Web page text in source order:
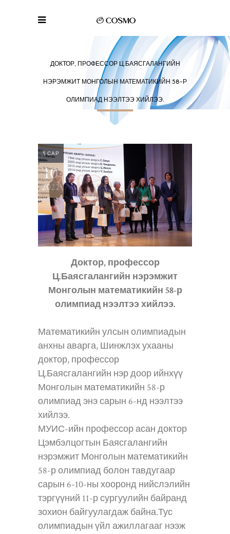
ДОКТОР, ПРОФЕССОР Ц.БАЯСГАЛАНГИЙН
НЭРЭМЖИТ МОНГОЛЫН МАТЕМАТИКИЙН 58-Р
ОЛИМПИАД НЭЭЛТЭЭ ХИЙЛЭЭ.
5 САР
10
2022
Доктор, профессор
Ц.Баясгалангийн нэрэмжит
Монголын математикийн 58-р
олимпиад нээлтээ хийлээ.
Математикийн улсын олимпиадын
анхны аварга, Шинжлэх ухааны
доктор, профессор
Ц.Баясгалангийн нэр доор ийнхүү
Монголын математикийн 58-р
олимпиад энэ сарын 6-нд нээлтээ
хийлээ.
МУИС-ийн профессор асан доктор
Цэмбэлцогтын Баясгалангийн
нэрэмжит Монголын математикийн
58-р олимпиад болон тавдугаар
сарын 6-10-ны хооронд нийслэлийн
тэргүүний 11-р сургуулийн байранд
зохион байгуулагдаж байна.Тус
олимпиадын үйл ажиллагааг нээж